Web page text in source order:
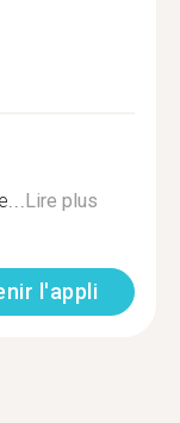
Lire plus
l'appli